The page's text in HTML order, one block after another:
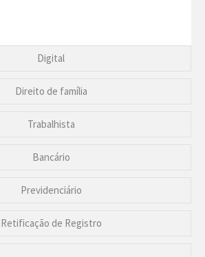
Digital
Direito de família
Trabalhista
Bancário
Previdenciário
Retificação de Registro